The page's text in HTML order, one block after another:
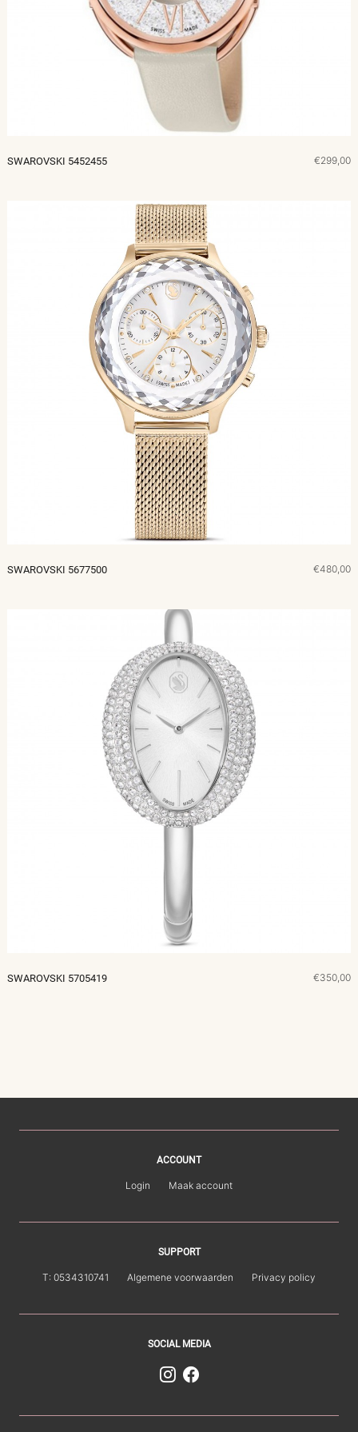
SWAROVSKI 5452455 €299,00
SWAROVSKI 5677500 €480,00
SWAROVSKI 5705419 €350,00
ACCOUNT
Login Maak account
SUPPORT
T: 0534310741 Algemene voorwaarden Privacy policy
SOCIAL MEDIA